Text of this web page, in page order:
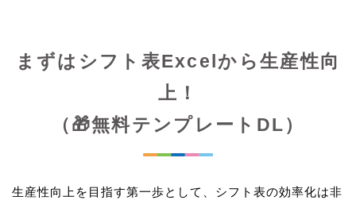
まずはシフト表Excelから生産性向
上！
（🎁無料テンプレートDL）
生産性向上を目指す第一歩として、シフト表の効率化は非